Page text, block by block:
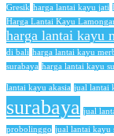
Gresik harga lantai kayu jati
Harga Lantai Kayu
harga lantai kayu
di bali harga lantai kayu
surabaya harga lantai kayu
lantai kayu akasia jual lantai
surabaya jual
probolinggo jual lantai kayu